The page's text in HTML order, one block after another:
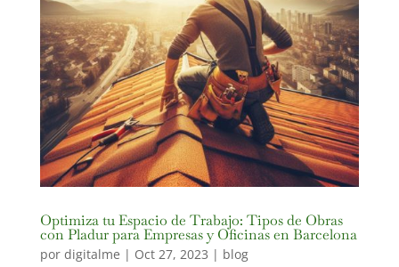
Optimiza tu Espacio de Trabajo: Tipos de Obras
con Pladur para Empresas y Oficinas en Barcelona
por digitalme | Oct 27, 2023 | blog